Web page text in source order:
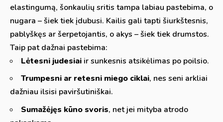
elastingumą, šonkaulių sritis tampa labiau pastebima, o
nugara – šiek tiek įdubusi. Kailis gali tapti šiurkštesnis,
pablyškęs ar šerpetojantis, o akys – šiek tiek drumstos.
Taip pat dažnai pastebima:
Lėtesni judesiai ir sunkesnis atsikėlimas po poilsio.
Trumpesni ar retesni miego ciklai, nes seni arkliai
dažniau ilsisi paviršutiniškai.
Sumažėjęs kūno svoris, net jei mityba atrodo